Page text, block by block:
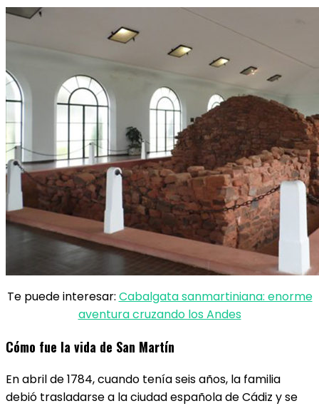
Te puede interesar: Cabalgata sanmartiniana: enorme
aventura cruzando los Andes
Cómo fue la vida de San Martín
En abril de 1784, cuando tenía seis años, la familia
debió trasladarse a la ciudad española de Cádiz y se